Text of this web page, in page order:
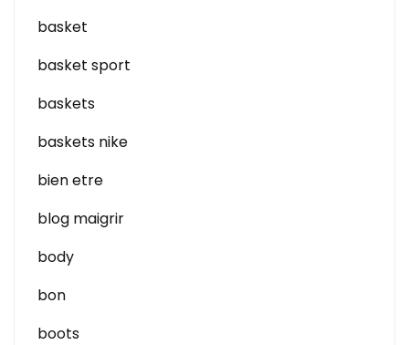
basket
basket sport
baskets
baskets nike
bien etre
blog maigrir
body
bon
boots